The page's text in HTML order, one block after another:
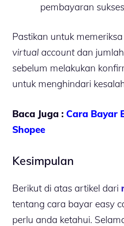
pembayaran
Pastikan untuk
virtual accountdan
sebelum melakukan
untuk menghindari
Baca Juga : Cara Bayar
Shopee
Kesimpulan
Berikut di atas artikel dari
tentang cara bayar easy
perlu anda ketahui.